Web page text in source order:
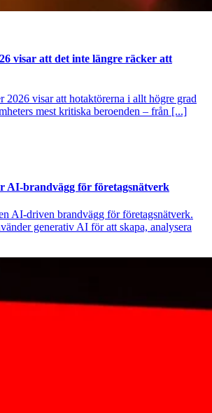
visar att det inte längre räcker att
2026 visar att hotaktörerna i allt högre grad
mest kritiska beroenden – från [...]
AI-brandvägg för företagsnätverk
AI-driven brandvägg för företagsnätverk.
generativ AI för att skapa, analysera